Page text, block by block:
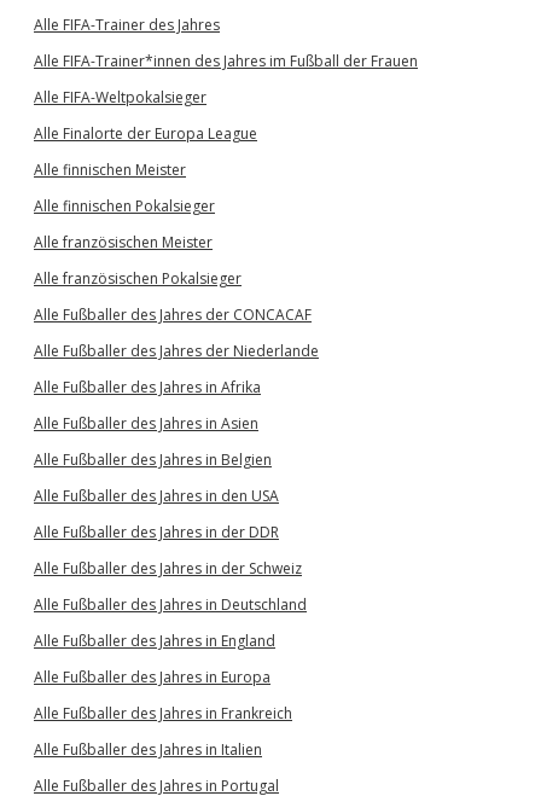
Alle FIFA-Trainer des Jahres
Alle FIFA-Trainer*innen des Jahres im Fußball der Frauen
Alle FIFA-Weltpokalsieger
Alle Finalorte der Europa League
Alle finnischen Meister
Alle finnischen Pokalsieger
Alle französischen Meister
Alle französischen Pokalsieger
Alle Fußballer des Jahres der CONCACAF
Alle Fußballer des Jahres der Niederlande
Alle Fußballer des Jahres in Afrika
Alle Fußballer des Jahres in Asien
Alle Fußballer des Jahres in Belgien
Alle Fußballer des Jahres in den USA
Alle Fußballer des Jahres in der DDR
Alle Fußballer des Jahres in der Schweiz
Alle Fußballer des Jahres in Deutschland
Alle Fußballer des Jahres in England
Alle Fußballer des Jahres in Europa
Alle Fußballer des Jahres in Frankreich
Alle Fußballer des Jahres in Italien
Alle Fußballer des Jahres in Portugal